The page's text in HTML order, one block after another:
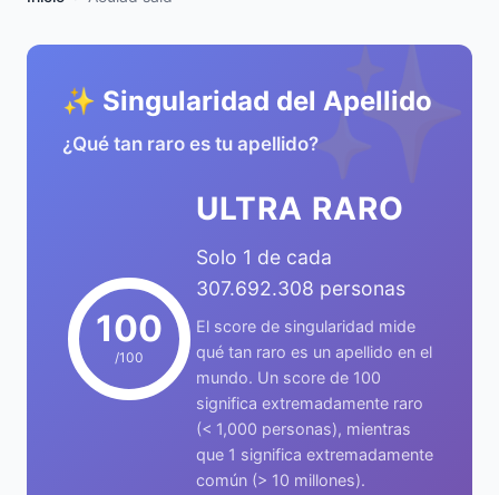
✨
✨ Singularidad del Apellido
¿Qué tan raro es tu apellido?
100
/100
ULTRA RARO
Solo 1 de cada
307.692.308 personas
El score de singularidad mide
qué tan raro es un apellido en el
mundo. Un score de 100
significa extremadamente raro
(< 1,000 personas), mientras
que 1 significa extremadamente
común (> 10 millones).